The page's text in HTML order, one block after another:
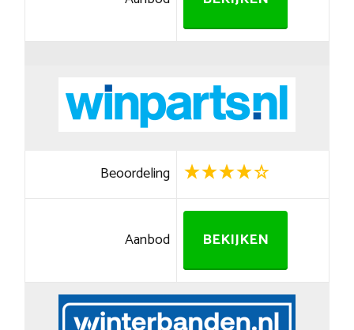
Beoordeling
Aanbod BEKIJKEN